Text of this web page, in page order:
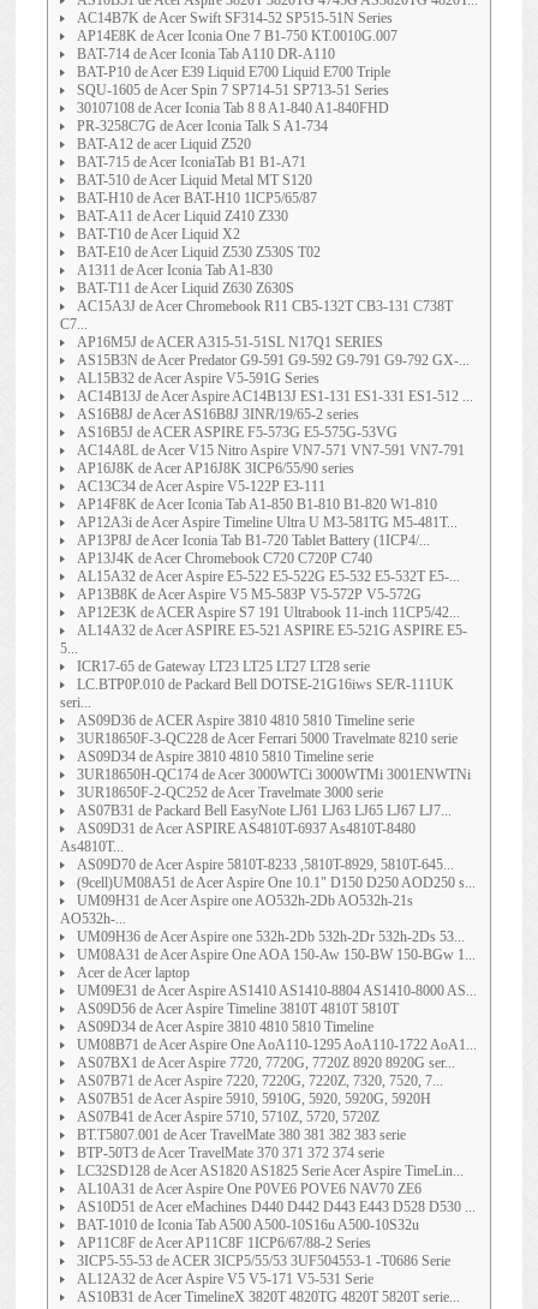
AC14B7K de Acer Swift SF314-52 SP515-51N Series
AP14E8K de Acer Iconia One 7 B1-750 KT.0010G.007
BAT-714 de Acer Iconia Tab A110 DR-A110
BAT-P10 de Acer E39 Liquid E700 Liquid E700 Triple
SQU-1605 de Acer Spin 7 SP714-51 SP713-51 Series
30107108 de Acer Iconia Tab 8 8 A1-840 A1-840FHD
PR-3258C7G de Acer Iconia Talk S A1-734
BAT-A12 de acer Liquid Z520
BAT-715 de Acer IconiaTab B1 B1-A71
BAT-510 de Acer Liquid Metal MT S120
BAT-H10 de Acer BAT-H10 1ICP5/65/87
BAT-A11 de Acer Liquid Z410 Z330
BAT-T10 de Acer Liquid X2
BAT-E10 de Acer Liquid Z530 Z530S T02
A1311 de Acer Iconia Tab A1-830
BAT-T11 de Acer Liquid Z630 Z630S
AC15A3J de Acer Chromebook R11 CB5-132T CB3-131 C738T
C7...
AP16M5J de ACER A315-51-51SL N17Q1 SERIES
AS15B3N de Acer Predator G9-591 G9-592 G9-791 G9-792 GX-...
AL15B32 de Acer Aspire V5-591G Series
AC14B13J de Acer Aspire AC14B13J ES1-131 ES1-331 ES1-512 ...
AS16B8J de Acer AS16B8J 3INR/19/65-2 series
AS16B5J de ACER ASPIRE F5-573G E5-575G-53VG
AC14A8L de Acer V15 Nitro Aspire VN7-571 VN7-591 VN7-791
AP16J8K de Acer AP16J8K 3ICP6/55/90 series
AC13C34 de Acer Aspire V5-122P E3-111
AP14F8K de Acer Iconia Tab A1-850 B1-810 B1-820 W1-810
AP12A3i de Acer Aspire Timeline Ultra U M3-581TG M5-481T...
AP13P8J de Acer Iconia Tab B1-720 Tablet Battery (1ICP4/...
AP13J4K de Acer Chromebook C720 C720P C740
AL15A32 de Acer Aspire E5-522 E5-522G E5-532 E5-532T E5-...
AP13B8K de Acer Aspire V5 M5-583P V5-572P V5-572G
AP12E3K de ACER Aspire S7 191 Ultrabook 11-inch 11CP5/42...
AL14A32 de Acer ASPIRE E5-521 ASPIRE E5-521G ASPIRE E5-
5...
ICR17-65 de Gateway LT23 LT25 LT27 LT28 serie
LC.BTP0P.010 de Packard Bell DOTSE-21G16iws SE/R-111UK
seri...
AS09D36 de ACER Aspire 3810 4810 5810 Timeline serie
3UR18650F-3-QC228 de Acer Ferrari 5000 Travelmate 8210 serie
AS09D34 de Aspire 3810 4810 5810 Timeline serie
3UR18650H-QC174 de Acer 3000WTCi 3000WTMi 3001ENWTNi
3UR18650F-2-QC252 de Acer Travelmate 3000 serie
AS07B31 de Packard Bell EasyNote LJ61 LJ63 LJ65 LJ67 LJ7...
AS09D31 de Acer ASPIRE AS4810T-6937 As4810T-8480
As4810T...
AS09D70 de Acer Aspire 5810T-8233 ,5810T-8929, 5810T-645...
(9cell)UM08A51 de Acer Aspire One 10.1" D150 D250 AOD250 s...
UM09H31 de Acer Aspire one AO532h-2Db AO532h-21s
AO532h-...
UM09H36 de Acer Aspire one 532h-2Db 532h-2Dr 532h-2Ds 53...
UM08A31 de Acer Aspire One AOA 150-Aw 150-BW 150-BGw 1...
Acer de Acer laptop
UM09E31 de Acer Aspire AS1410 AS1410-8804 AS1410-8000 AS...
AS09D56 de Acer Aspire Timeline 3810T 4810T 5810T
AS09D34 de Acer Aspire 3810 4810 5810 Timeline
UM08B71 de Acer Aspire One AoA110-1295 AoA110-1722 AoA1...
AS07BX1 de Acer Aspire 7720, 7720G, 7720Z 8920 8920G ser...
AS07B71 de Acer Aspire 7220, 7220G, 7220Z, 7320, 7520, 7...
AS07B51 de Acer Aspire 5910, 5910G, 5920, 5920G, 5920H
AS07B41 de Acer Aspire 5710, 5710Z, 5720, 5720Z
BT.T5807.001 de Acer TravelMate 380 381 382 383 serie
BTP-50T3 de Acer TravelMate 370 371 372 374 serie
LC32SD128 de Acer AS1820 AS1825 Serie Acer Aspire TimeLin...
AL10A31 de Acer Aspire One P0VE6 POVE6 NAV70 ZE6
AS10D51 de Acer eMachines D440 D442 D443 E443 D528 D530 ...
BAT-1010 de Iconia Tab A500 A500-10S16u A500-10S32u
AP11C8F de Acer AP11C8F 1ICP6/67/88-2 Series
3ICP5-55-53 de ACER 3ICP5/55/53 3UF504553-1 -T0686 Serie
AL12A32 de Acer Aspire V5 V5-171 V5-531 Serie
AS10B31 de Acer TimelineX 3820T 4820TG 4820T 5820T serie...